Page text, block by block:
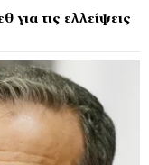
για τις ελλείψεις